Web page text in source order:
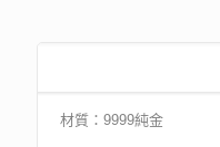
材質：9999純金